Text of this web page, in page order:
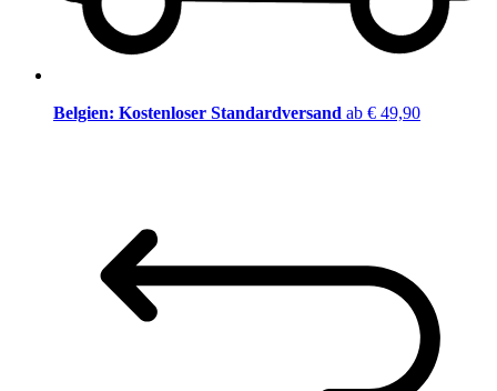
Belgien: Kostenloser Standardversand ab € 49,90